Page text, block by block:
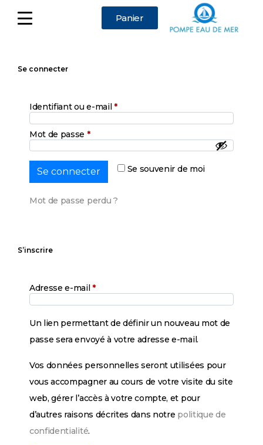
Panier
Se connecter
Identifiant ou e-mail *
Mot de passe *
Se souvenir de moi
Se connecter
Mot de passe perdu ?
S’inscrire
Adresse e-mail *
Un lien permettant de définir un nouveau mot de
passe sera envoyé à votre adresse e-mail.
Vos données personnelles seront utilisées pour
vous accompagner au cours de votre visite du site
web, gérer l’accès à votre compte, et pour
d’autres raisons décrites dans notre politique de
confidentialité.